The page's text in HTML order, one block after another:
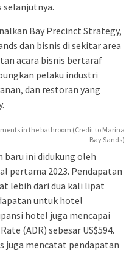
selanjutnya.
Bay Precinct Strategy,
dan bisnis di sekitar area
acara bisnis bertaraf
pelaku industri
dan restoran yang
in the bathroom (Credit to Marina
Bay Sands)
baru ini didukung oleh
pertama 2023. Pendapatan
lebih dari dua kali lipat
untuk hotel
hotel juga mencapai
(ADR) sebesar US$594.
juga mencatat pendapatan